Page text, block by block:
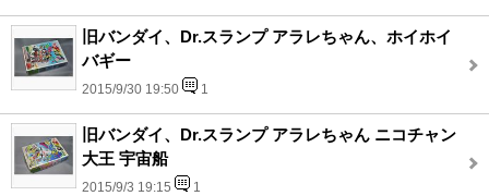
旧バンダイ、Dr.スランプ アラレちゃん、ホイホイ
バギー
2015/9/30 19:50 1
旧バンダイ、Dr.スランプ アラレちゃん ニコチャン
大王 宇宙船
2015/9/3 19:15 1